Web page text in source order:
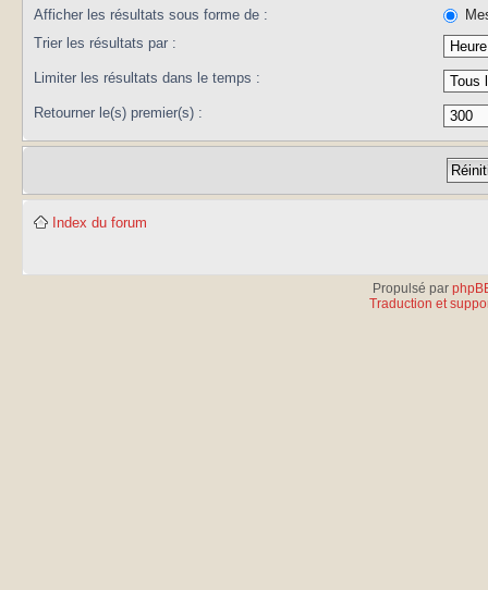
Afficher les résultats sous forme de :
Trier les résultats par :
Limiter les résultats dans le temps :
Retourner le(s) premier(s) :
Index du forum
Propulsé par
Traduction et